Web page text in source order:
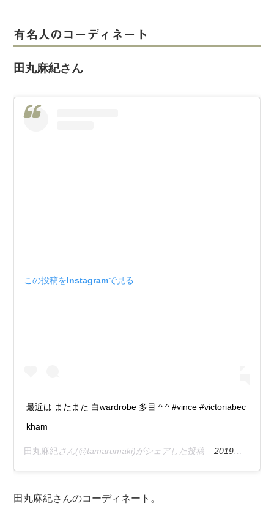
有名人のコーディネート
田丸麻紀さん
この投稿をInstagramで見る
最近は またまた 白wardrobe 多目 ^ ^ #vince #victoriabec
kham
田丸麻紀さん(@tamarumaki)がシェアした投稿 –2019年 5月月9日午前1時50分PDT
田丸麻紀さんのコーディネート。